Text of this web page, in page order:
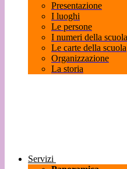
Presentazione
I luoghi
Le persone
I numeri della scuola
Le carte della scuola
Organizzazione
La storia
Servizi